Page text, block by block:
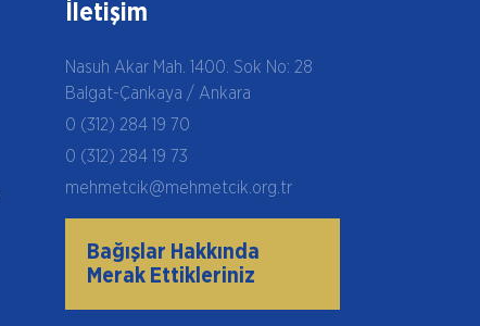
İletişim
Nasuh Akar Mah. 1400. Sok No: 28
Balgat-Çankaya / Ankara
0 (312) 284 19 70
0 (312) 284 19 73
mehmetcik@mehmetcik.org.tr
Bağışlar Hakkında
Merak Ettikleriniz